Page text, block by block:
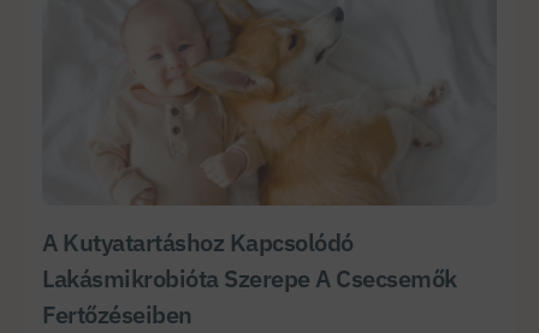
A Kutyatartáshoz Kapcsolódó
Lakásmikrobióta Szerepe A Csecsemők
Fertőzéseiben